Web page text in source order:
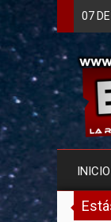
Skip
to
content
07 DE
INICIO